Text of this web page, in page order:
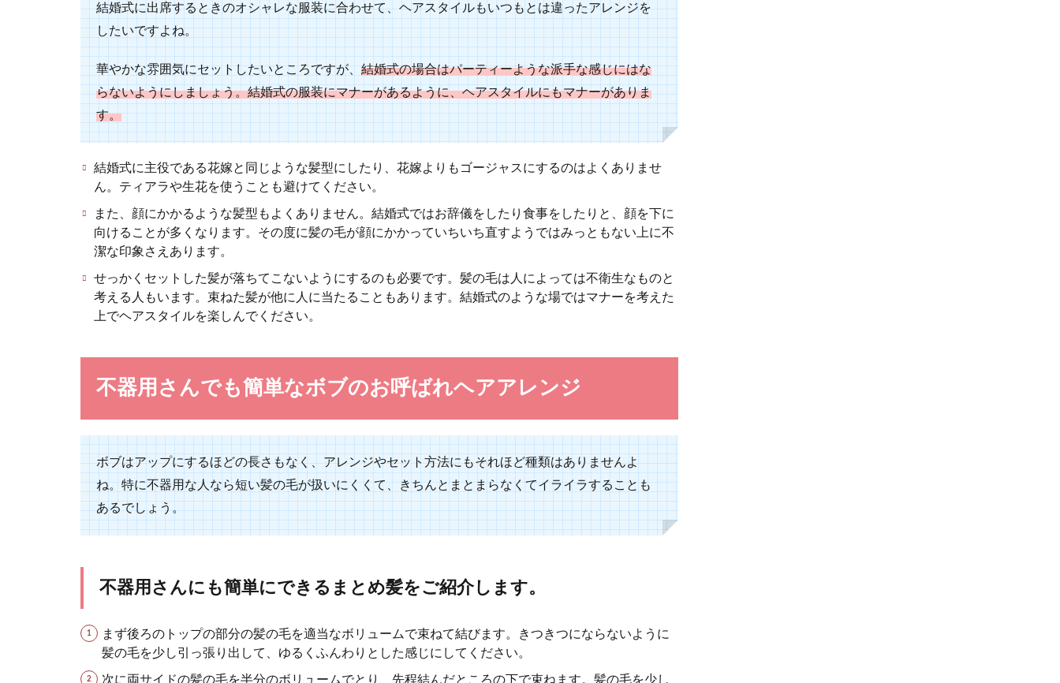
お宮参りでは赤ちゃんの服装はもちろん、同行する兄弟の服装にも悩みます。 主役は赤ちゃん
同窓会のコーデ特集！20代におすすめと会場に合わせたコーデ
になりますが...
30代の女性の服装は、カジュアルを取り入れよう
10代や20代の時は、それに合わせた若い服を着ていたと思いますが、30代になると、服装の雰
足が太いならスキニー選びは重要！細見えテクのポイントを紹介
足が太いならスキニーは履けないと思っていませんか？スキニーは足の太さを強調すると思われ
がちですが、選...
女子がおしゃれを楽しむのなら、服装はかわいいものが良いですよね。 しかし、自分や周りの
結婚式に出席するときのオシャレな服装に合わせて、ヘアスタイルもいつもとは違ったアレンジを
したいですよね。
華やかな雰囲気にセットしたいところですが、結婚式の場合はパーティーような派手な感じにはな
らないようにしましょう。結婚式の服装にマナーがあるように、ヘアスタイルにもマナーがありま
す。
結婚式に主役である花嫁と同じような髪型にしたり、花嫁よりもゴージャスにするのはよくありませ
ん。ティアラや生花を使うことも避けてください。
また、顔にかかるような髪型もよくありません。結婚式ではお辞儀をしたり食事をしたりと、顔を下に
向けることが多くなります。その度に髪の毛が顔にかかっていちいち直すようではみっともない上に不
潔な印象さえあります。
せっかくセットした髪が落ちてこないようにするのも必要です。髪の毛は人によっては不衛生なものと
考える人もいます。束ねた髪が他に人に当たることもあります。結婚式のような場ではマナーを考えた
上でヘアスタイルを楽しんでください。
不器用さんでも簡単なボブのお呼ばれヘアアレンジ
ボブはアップにするほどの長さもなく、アレンジやセット方法にもそれほど種類はありませんよ
ね。特に不器用な人なら短い髪の毛が扱いにくくて、きちんとまとまらなくてイライラすることも
あるでしょう。
不器用さんにも簡単にできるまとめ髪をご紹介します。
まず後ろのトップの部分の髪の毛を適当なボリュームで束ねて結びます。きつきつにならないように
髪の毛を少し引っ張り出して、ゆるくふんわりとした感じにしてください。
次に両サイドの髪の毛を半分のボリュームでとり、先程結んだところの下で束ねます。髪の毛を少し